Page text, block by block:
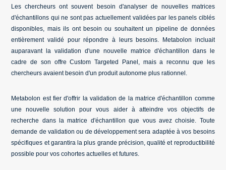
Les chercheurs ont souvent besoin d'analyser de nouvelles matrices
d'échantillons qui ne sont pas actuellement validées par les panels ciblés
disponibles, mais ils ont besoin ou souhaitent un pipeline de données
entièrement validé pour répondre à leurs besoins. Metabolon incluait
auparavant la validation d'une nouvelle matrice d'échantillon dans le
cadre de son offre Custom Targeted Panel, mais a reconnu que les
chercheurs avaient besoin d'un produit autonome plus rationnel.
Metabolon est fier d'offrir la validation de la matrice d'échantillon comme
une nouvelle solution pour vous aider à atteindre vos objectifs de
recherche dans la matrice d'échantillon que vous avez choisie. Toute
demande de validation ou de développement sera adaptée à vos besoins
spécifiques et garantira la plus grande précision, qualité et reproductibilité
possible pour vos cohortes actuelles et futures.